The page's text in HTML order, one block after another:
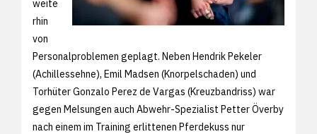
weite
rhin
von
Personalproblemen geplagt. Neben Hendrik Pekeler
(Achillessehne), Emil Madsen (Knorpelschaden) und
Torhüter Gonzalo Perez de Vargas (Kreuzbandriss) war
gegen Melsungen auch Abwehr-Spezialist Petter Överby
nach einem im Training erlittenen Pferdekuss nur